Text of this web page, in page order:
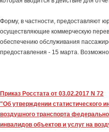
Форму, в частности, предоставляют
осуществляющие коммерческую
обеспечению обслуживания
предоставления - 15 марта.
Приказ Росстата от 03.02.2017 N 72
"Об утверждении статистического
воздушного транспорта
инвалидов объектов и услуг на